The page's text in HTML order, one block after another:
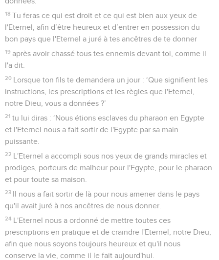
18 Tu feras ce qui est droit et ce qui est bien aux yeux de
l'Eternel, afin d’être heureux et d’entrer en possession du
bon pays que l'Eternel a juré à tes ancêtres de te donner
19 après avoir chassé tous tes ennemis devant toi, comme il
l'a dit.
20 Lorsque ton fils te demandera un jour : ‘Que signifient les
instructions, les prescriptions et les règles que l'Eternel,
notre Dieu, vous a données ?’
21 tu lui diras : ‘Nous étions esclaves du pharaon en Egypte
et l'Eternel nous a fait sortir de l'Egypte par sa main
puissante.
22 L'Eternel a accompli sous nos yeux de grands miracles et
prodiges, porteurs de malheur pour l'Egypte, pour le pharaon
et pour toute sa maison.
23 Il nous a fait sortir de là pour nous amener dans le pays
qu'il avait juré à nos ancêtres de nous donner.
24 L'Eternel nous a ordonné de mettre toutes ces
prescriptions en pratique et de craindre l'Eternel, notre Dieu,
afin que nous soyons toujours heureux et qu'il nous
conserve la vie, comme il le fait aujourd'hui.